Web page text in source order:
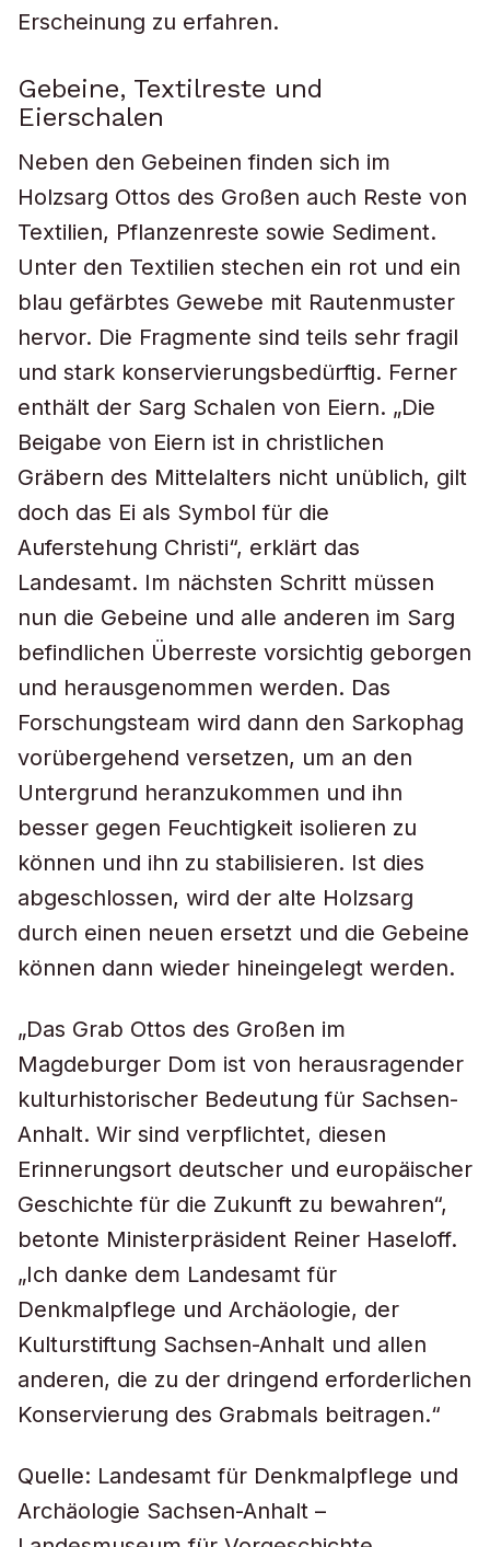
Erscheinung zu erfahren.
Gebeine, Textilreste und
Eierschalen
Neben den Gebeinen finden sich im
Holzsarg Ottos des Großen auch Reste von
Textilien, Pflanzenreste sowie Sediment.
Unter den Textilien stechen ein rot und ein
blau gefärbtes Gewebe mit Rautenmuster
hervor. Die Fragmente sind teils sehr fragil
und stark konservierungsbedürftig. Ferner
enthält der Sarg Schalen von Eiern. „Die
Beigabe von Eiern ist in christlichen
Gräbern des Mittelalters nicht unüblich, gilt
doch das Ei als Symbol für die
Auferstehung Christi“, erklärt das
Landesamt. Im nächsten Schritt müssen
nun die Gebeine und alle anderen im Sarg
befindlichen Überreste vorsichtig geborgen
und herausgenommen werden. Das
Forschungsteam wird dann den Sarkophag
vorübergehend versetzen, um an den
Untergrund heranzukommen und ihn
besser gegen Feuchtigkeit isolieren zu
können und ihn zu stabilisieren. Ist dies
abgeschlossen, wird der alte Holzsarg
durch einen neuen ersetzt und die Gebeine
können dann wieder hineingelegt werden.
„Das Grab Ottos des Großen im
Magdeburger Dom ist von herausragender
kulturhistorischer Bedeutung für Sachsen-
Anhalt. Wir sind verpflichtet, diesen
Erinnerungsort deutscher und europäischer
Geschichte für die Zukunft zu bewahren“,
betonte Ministerpräsident Reiner Haseloff.
„Ich danke dem Landesamt für
Denkmalpflege und Archäologie, der
Kulturstiftung Sachsen-Anhalt und allen
anderen, die zu der dringend erforderlichen
Konservierung des Grabmals beitragen.“
Quelle: Landesamt für Denkmalpflege und
Archäologie Sachsen-Anhalt –